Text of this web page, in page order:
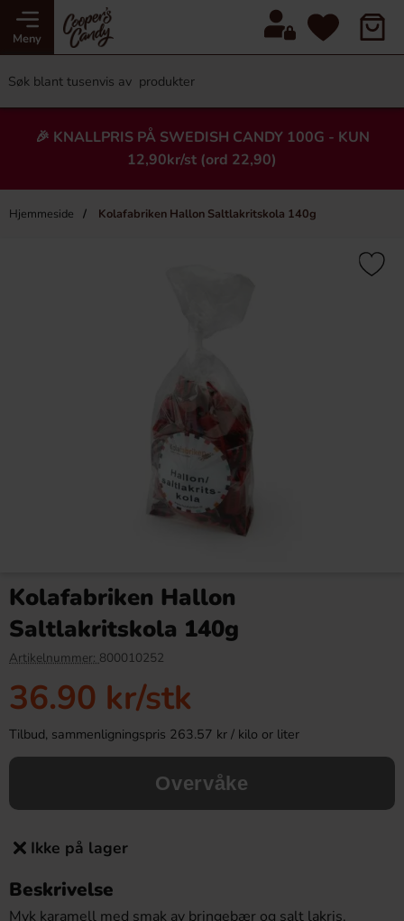
Meny
🎉 KNALLPRIS PÅ SWEDISH CANDY 100G - KUN
12,90kr/st (ord 22,90)
Hjemmeside Kolafabriken Hallon Saltlakritskola 140g
×
Eddik 175g
34.90 kr
Köp
Kolafabriken Hallon
Saltlakritskola 140g
Artikelnummer: 800010252
36.90 kr/stk
Tilbud, sammenligningspris 263.57 kr / kilo or liter
Overvåke
Ikke på lager
Beskrivelse
Myk karamell med smak av bringebær og salt lakris.